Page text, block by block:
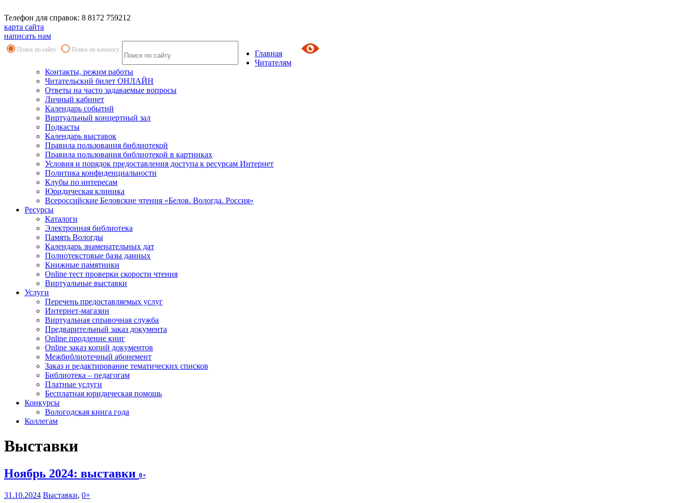
Телефон для справок: 8 8172 759212
карта сайта
написать нам
Поиск по сайту Поиск по каталогу
Главная
Читателям
Контакты, режим работы
Читательский билет ОНЛАЙН
Ответы на часто задаваемые вопросы
Личный кабинет
Календарь событий
Виртуальный концертный зал
Подкасты
Календарь выставок
Правила пользования библиотекой
Правила пользования библиотекой в картинках
Условия и порядок предоставления доступа к ресурсам Интернет
Политика конфиденциальности
Клубы по интересам
Юридическая клиника
Всероссийские Беловские чтения «Белов. Вологда. Россия»
Ресурсы
Каталоги
Электронная библиотека
Память Вологды
Календарь знаменательных дат
Полнотекстовые базы данных
Книжные памятники
Online тест проверки скорости чтения
Виртуальные выставки
Услуги
Перечень предоставляемых услуг
Интернет-магазин
Виртуальная справочная служба
Предварительный заказ документа
Online продление книг
Online заказ копий документов
Межбиблиотечный абонемент
Заказ и редактирование тематических списков
Библиотека – педагогам
Платные услуги
Бесплатная юридическая помощь
Конкурсы
Вологодская книга года
Коллегам
Выставки
Ноябрь 2024: выставки 0+
31.10.2024 Выставки, 0+